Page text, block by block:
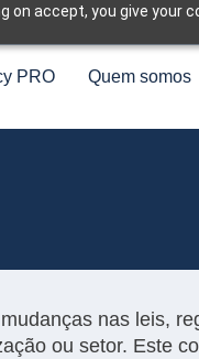
accept, you give your
PRO Quem somos
nas leis,
ou setor. Este